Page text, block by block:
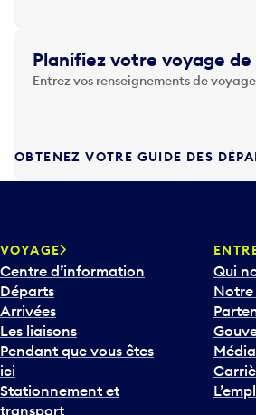
y
e
z
r
u
c
h
e
F
l
c
h
Planifiez votre voyage
Entrez vos renseignements de
OBTENEZ VOTRE GUIDE DES
VOYAGE
Centre d’information
Départs
Arrivées
Les liaisons
Pendant que vous êtes
ici
Stationnement et
transport
Qui